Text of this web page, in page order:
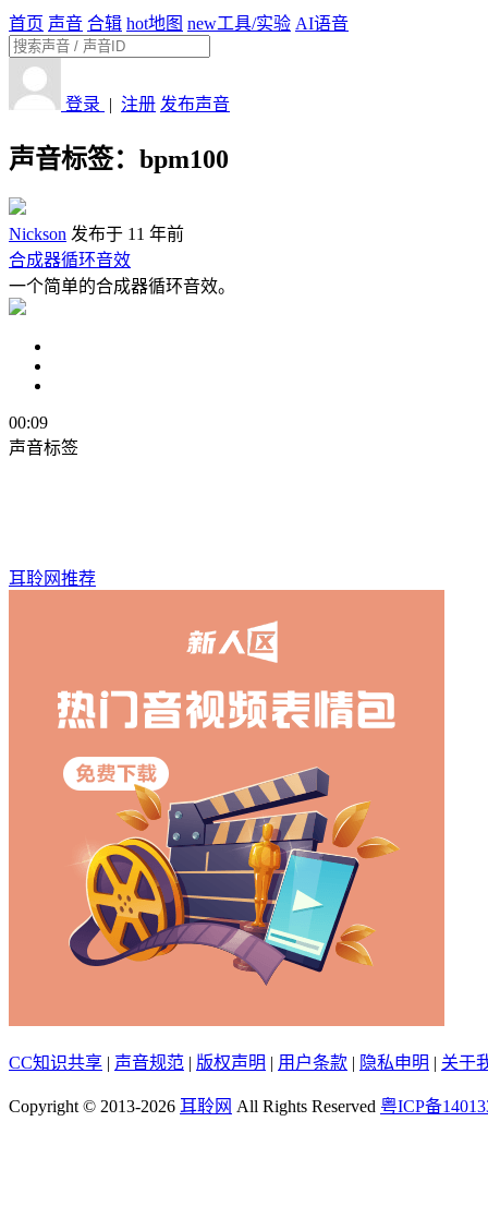
首页 声音 合辑 hot地图 new工具/实验 AI语音
登录 | 注册 发布声音
声音标签： bpm100
Nickson 发布于 11 年前
合成器循环音效
一个简单的合成器循环音效。
00:09
声音标签
耳聆网推荐
CC知识共享 | 声音规范 | 版权声明 | 用户条款 | 隐私申明 | 关于
Copyright © 2013-2026 耳聆网 All Rights Reserved 粤ICP备